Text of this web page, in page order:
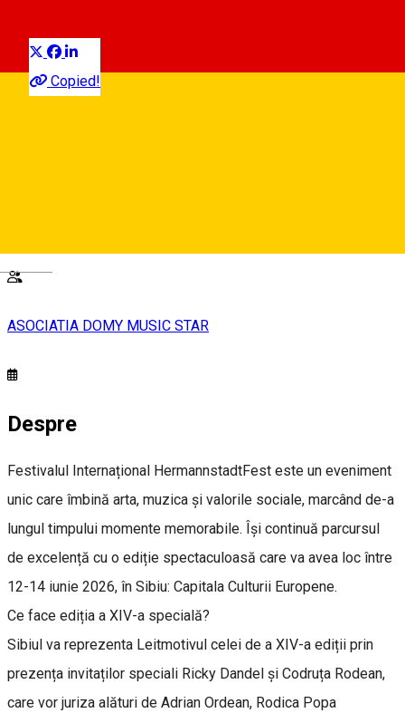
Copied!
Festival
ASOCIATIA DOMY MUSIC STAR
Despre
Festivalul Internațional HermannstadtFest este un eveniment
unic care îmbină arta, muzica și valorile sociale, marcând de-a
lungul timpului momente memorabile. Își continuă parcursul
de excelență cu o ediție spectaculoasă care va avea loc între
12-14 iunie 2026, în Sibiu: Capitala Culturii Europene.
Ce face ediția a XIV-a specială?
Sibiul va reprezenta Leitmotivul celei de a XIV-a ediții prin
prezența invitaților speciali Ricky Dandel și Codruța Rodean,
care vor juriza alături de Adrian Ordean, Rodica Popa